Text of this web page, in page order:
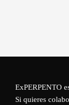
ExPERPENTO
Si quieres